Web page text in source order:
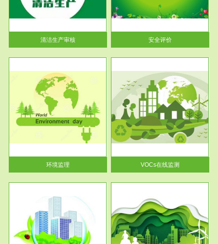
清洁生产审核
安全评价安全评价目的是查找、
分析和预测工程、系统、生产经
营活...
安全评价
环境监理
服务范围
VOCs在线监测
根据《重点区域大气污染防
治“十二五”规划》有机废气净化
率达...
VOCs在线监测
服务范围
政府/园区级VOCs综合管控服务